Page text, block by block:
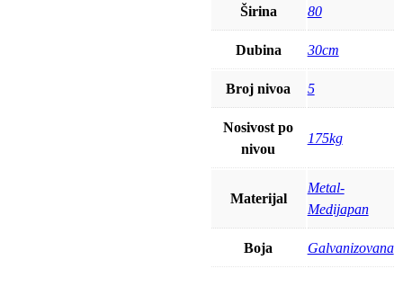
Širina 80
Dubina 30cm
Broj nivoa 5
Nosivost po
nivou
175kg
Materijal
Metal-
Medijapan
Boja Galvanizovana